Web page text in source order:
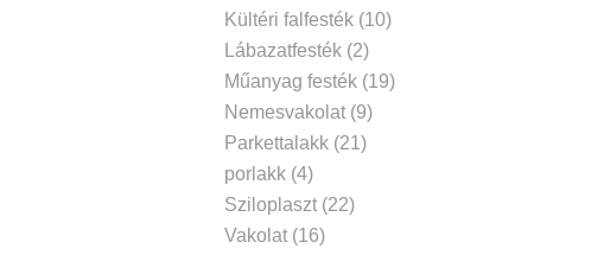
Kültéri falfesték(10)
Lábazatfesték(2)
Műanyag festék(19)
Nemesvakolat(9)
Parkettalakk(21)
porlakk(4)
Sziloplaszt(22)
Vakolat(16)